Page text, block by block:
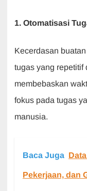
1. Otomatisasi
Kecerdasan
tugas yang repetitif
membebaskan
fokus pada tugas
manusia.
Baca Juga
Pekerjaan, dan